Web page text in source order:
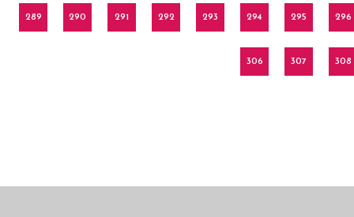
289 290 291 292 293 294 295 296
306 307 308